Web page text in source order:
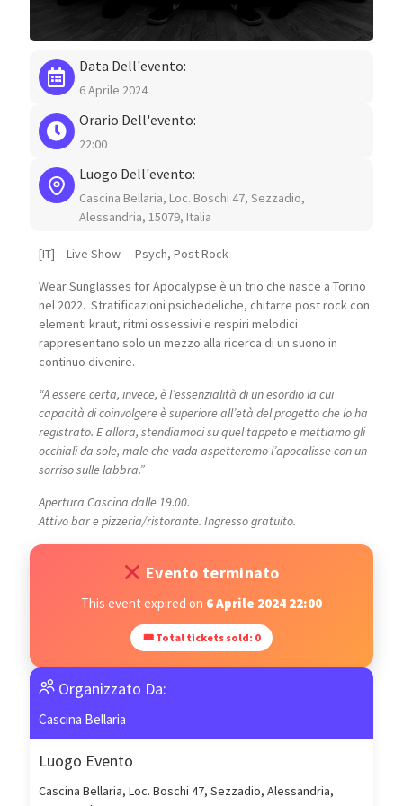
Data Dell'evento:
6 Aprile 2024
Orario Dell'evento:
22:00
Luogo Dell'evento:
Cascina Bellaria, Loc. Boschi 47, Sezzadio,
Alessandria, 15079, Italia
[IT] – Live Show – Psych, Post Rock
Wear Sunglasses for Apocalypse è un trio che nasce a Torino
nel 2022. Stratificazioni psichedeliche, chitarre post rock con
elementi kraut, ritmi ossessivi e respiri melodici
rappresentano solo un mezzo alla ricerca di un suono in
continuo divenire.
“A essere certa, invece, è l’essenzialità di un esordio la cui
capacità di coinvolgere è superiore all’età del progetto che lo ha
registrato. E allora, stendiamoci su quel tappeto e mettiamo gli
occhiali da sole, male che vada aspetteremo l’apocalisse con un
sorriso sulle labbra.”
Apertura Cascina dalle 19.00.
Attivo bar e pizzeria/ristorante. Ingresso gratuito.
Evento terminato
This event expired on 6 Aprile 2024 22:00
🎟 Total tickets sold: 0
Organizzato Da:
Cascina Bellaria
Luogo Evento
Cascina Bellaria, Loc. Boschi 47, Sezzadio, Alessandria,